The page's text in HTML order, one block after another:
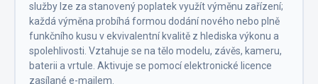
služby lze za stanovený poplatek využít výměnu zařízení;
každá výměna probíhá formou dodání nového nebo plně
funkčního kusu v ekvivalentní kvalitě z hlediska výkonu a
spolehlivosti. Vztahuje se na tělo modelu, závěs, kameru,
baterii a vrtule. Aktivuje se pomocí elektronické licence
zasílané e-mailem.